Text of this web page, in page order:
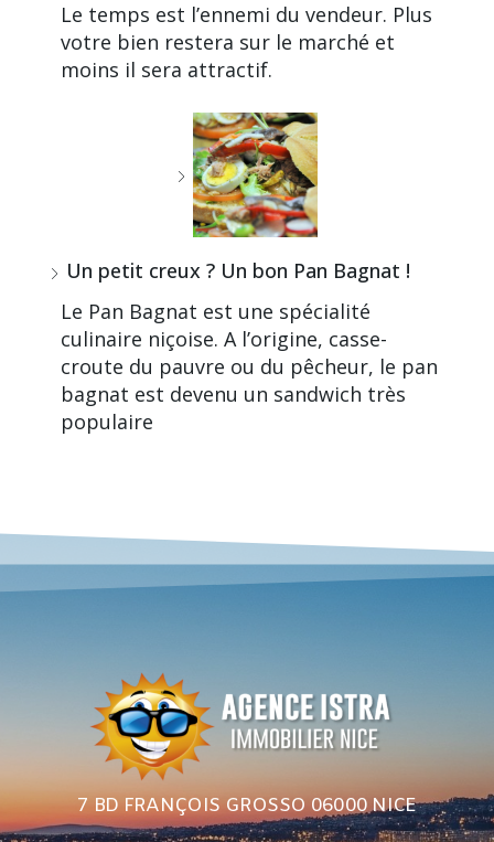
Le temps est l’ennemi du vendeur. Plus
votre bien restera sur le marché et
moins il sera attractif.
Un petit creux ? Un bon Pan Bagnat !
Le Pan Bagnat est une spécialité
culinaire niçoise. A l’origine, casse-
croute du pauvre ou du pêcheur, le pan
bagnat est devenu un sandwich très
populaire
7 BD FRANÇOIS GROSSO 06000 NICE